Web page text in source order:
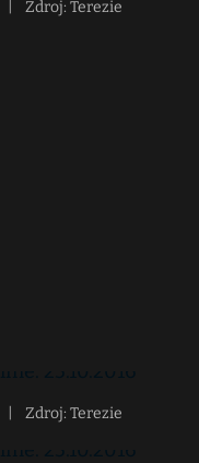
Zdroj: Terezie
Zdroj: Terezie